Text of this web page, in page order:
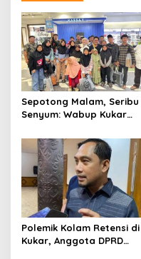
Sepotong Malam, Seribu
Senyum: Wabup Kukar
Kebahagiaan Sederhana
Bersama Anak
Berkebutuhan Khusus
Polemik Kolam Retensi di
Kukar, Anggota DPRD